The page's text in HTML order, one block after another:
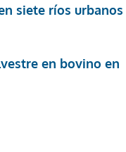
siete ríos urbanos
en bovino en